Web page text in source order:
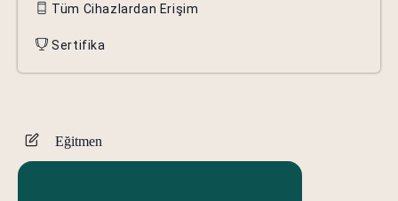
Tüm Cihazlardan Erişim
Sertifika
Eğitmen